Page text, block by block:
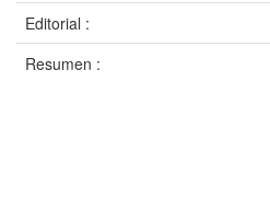
Editorial :
Resumen :